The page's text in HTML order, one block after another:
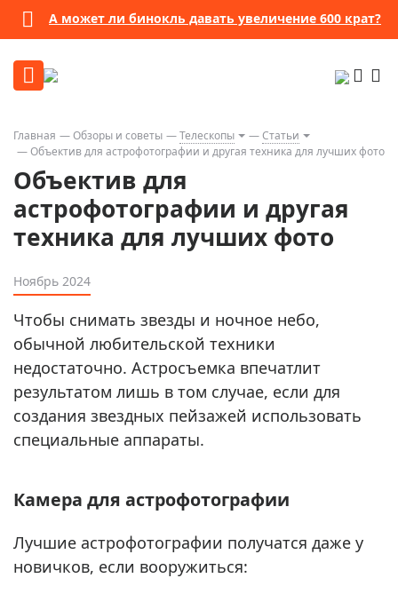
А может ли бинокль давать увеличение 600 крат?
Главная Обзоры и советы Телескопы
Статьи
Объектив для астрофотографии и другая техника для лучших фото
Объектив для
астрофотографии и другая
техника для лучших фото
Ноябрь 2024
Чтобы снимать звезды и ночное небо,
обычной любительской техники
недостаточно. Астросъемка впечатлит
результатом лишь в том случае, если для
создания звездных пейзажей использовать
специальные аппараты.
Камера для астрофотографии
Лучшие астрофотографии получатся даже у
новичков, если вооружиться: